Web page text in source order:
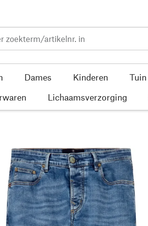
Dames Kinderen Tuin
Lichaamsverzorging